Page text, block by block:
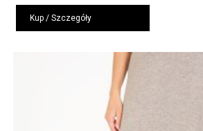
Kup / Szczegóły